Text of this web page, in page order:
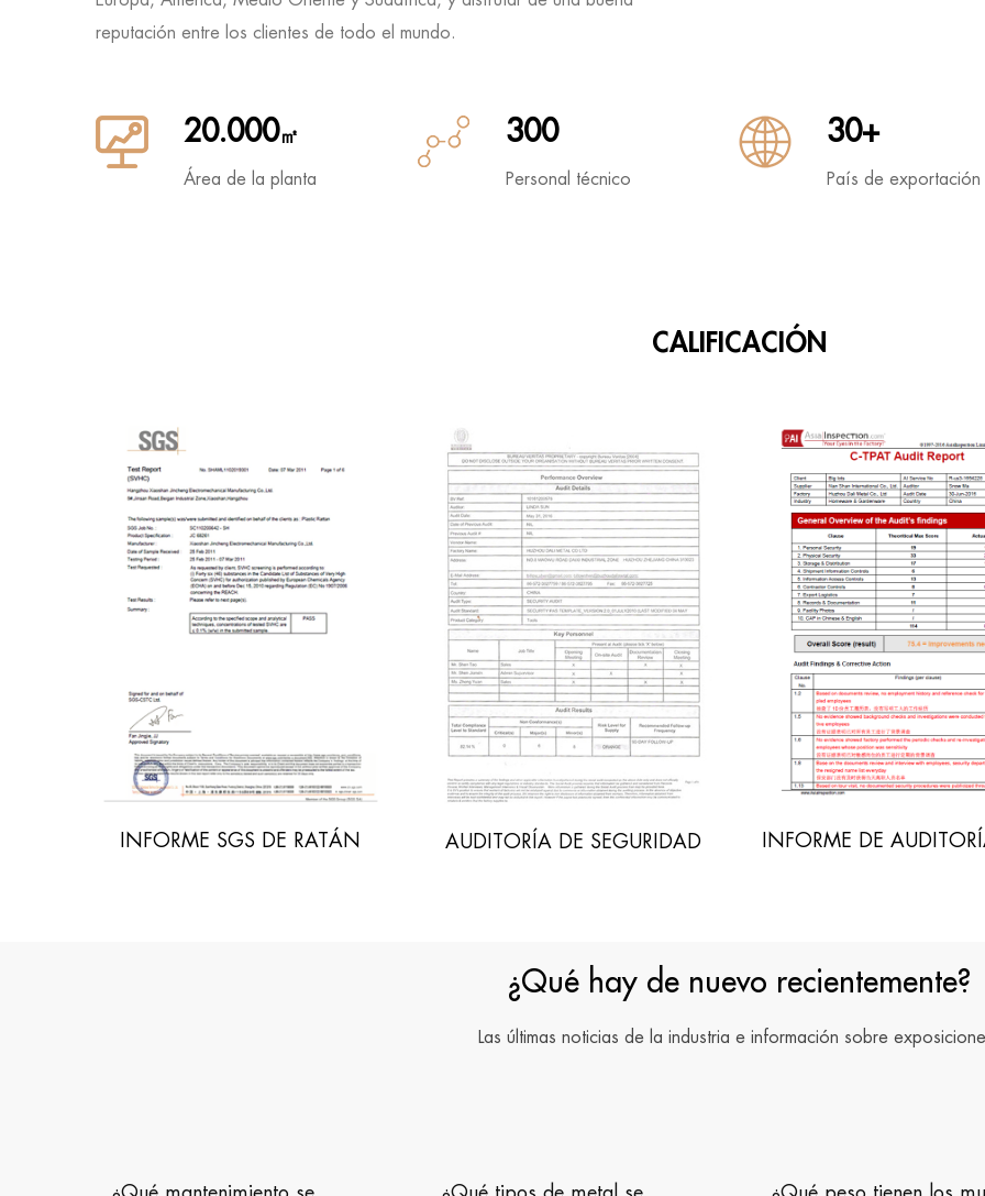
reputación entre los clientes de todo el mundo.
20.000㎡
Área de la planta
300
Personal técnico
30+
País de exportación
CALIFICACIÓN
AUDITORÍA DE SEGURIDAD INFORME DE AUDITORÍA C-TPAT AUDITORÍA SOCIAL
¿Qué hay de nuevo recientemente?
Las últimas noticias de la industria e información sobre